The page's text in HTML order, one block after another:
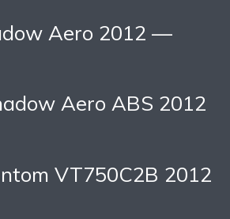
Aero 2012 —
Aero ABS 2012
VT750C2B 2012